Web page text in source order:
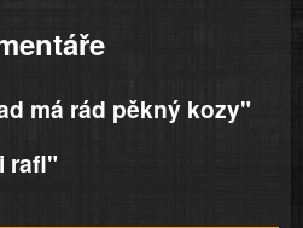
má rád pěkný kozy"
rafl"